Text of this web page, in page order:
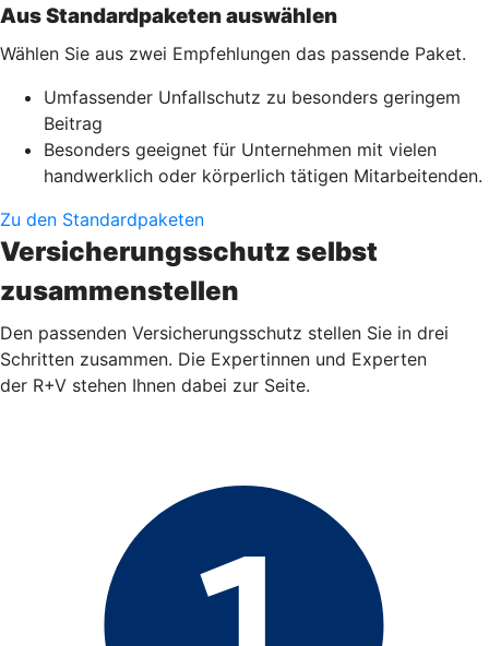
Aus Standardpaketen auswählen
Wählen Sie aus zwei Empfehlungen das passende Paket.
Umfassender Unfallschutz zu besonders geringem
Beitrag
Besonders geeignet für Unternehmen mit vielen
handwerklich oder körperlich tätigen Mitarbeitenden.
Zu den Standardpaketen
Versicherungsschutz selbst
zusammenstellen
Den passenden Versicherungsschutz stellen Sie in drei
Schritten zusammen. Die Expertinnen und Experten
der R+V stehen Ihnen dabei zur Seite.